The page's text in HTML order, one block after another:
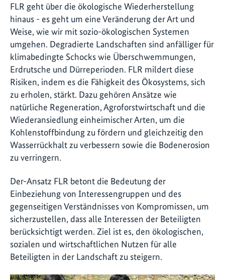
FLR geht über die ökologische Wiederherstellung
hinaus - es geht um eine Veränderung der Art und
Weise, wie wir mit sozio-ökologischen Systemen
umgehen. Degradierte Landschaften sind anfälliger für
klimabedingte Schocks wie Überschwemmungen,
Erdrutsche und Dürreperioden. FLR mildert diese
Risiken, indem es die Fähigkeit des Ökosystems, sich
zu erholen, stärkt. Dazu gehören Ansätze wie
natürliche Regeneration, Agroforstwirtschaft und die
Wiederansiedlung einheimischer Arten, um die
Kohlenstoffbindung zu fördern und gleichzeitig den
Wasserrückhalt zu verbessern sowie die Bodenerosion
zu verringern.
Der-Ansatz FLR betont die Bedeutung der
Einbeziehung von Interessengruppen und des
gegenseitigen Verständnisses von Kompromissen, um
sicherzustellen, dass alle Interessen der Beteiligten
berücksichtigt werden. Ziel ist es, den ökologischen,
sozialen und wirtschaftlichen Nutzen für alle
Beteiligten in der Landschaft zu steigern.